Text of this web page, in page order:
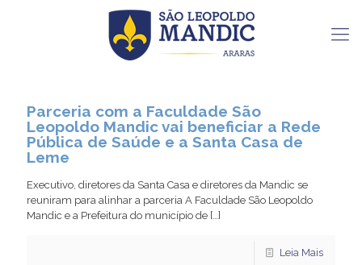
Parceria com a Faculdade São
Leopoldo Mandic vai beneficiar a Rede
Pública de Saúde e a Santa Casa de
Leme
Executivo, diretores da Santa Casa e diretores da Mandic se
reuniram para alinhar a parceria A Faculdade São Leopoldo
Mandic e a Prefeitura do município de […]
Leia Mais